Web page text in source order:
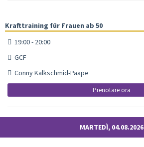
Krafttraining für Frauen ab 50
19:00 - 20:00
GCF
Conny Kalkschmid-Paape
Prenotare ora
MARTEDÌ, 04.08.2026